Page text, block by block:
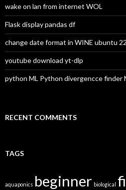
o
r
:
wake on lan from internet WOL
Flask display pandas df
change date format in WINE ubuntu
youtube download yt-dlp
python ML Python divergencce finder
RECENT COMMENTS
TAGS
aquaponics beginner biological